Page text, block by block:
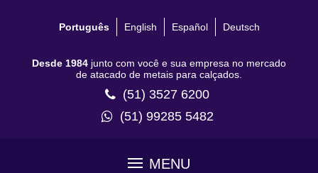
Português English Español Deutsch
Desde 1984 junto com você e sua empresa no mercado
de atacado de metais para calçados.
(51) 3527 6200
(51) 99285 5482
MENU